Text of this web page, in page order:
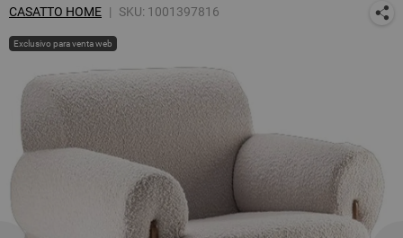
CASATTO HOME SKU: 1001397816
Exclusivo para venta web